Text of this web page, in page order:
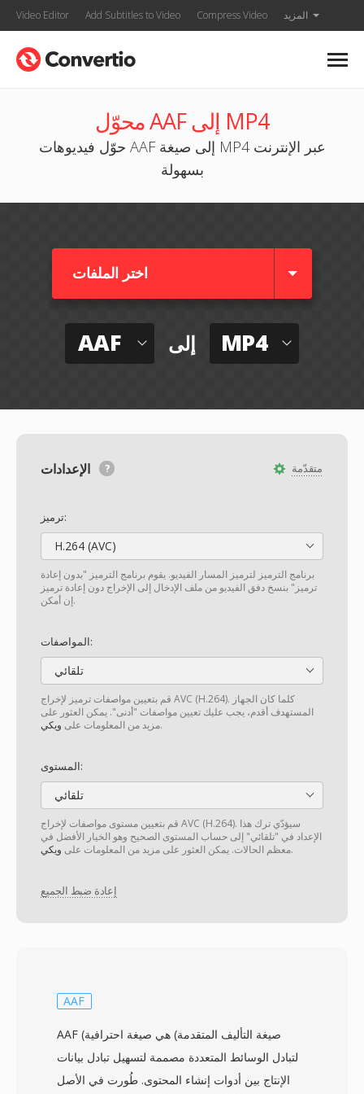
Video Editor Add Subtitles to Video Compress Video المزيد
محوّل AAF إلى MP4
حوّل فيديوهات AAF إلى صيغة MP4 عبر الإنترنت
بسهولة
اختر الملفات
AAF إلى MP4
متقدّمة
ترميز:
H.264 (AVC)
برنامج الترميز لترميز المسار الفيديو. يقوم برنامج الترميز "بدون إعادة
ترميز" بنسخ دفق الفيديو من ملف الإدخال إلى الإخراج دون إعادة ترميز
إن أمكن.
المواصفات:
تلقائي
قم بتعيين مواصفات ترميز لإخراج AVC (H.264). كلما كان الجهاز
المستهدف أقدم، يجب عليك تعيين مواصفات "أدنى". يمكن العثور على
مزيد من المعلومات على ويكي .
المستوى:
تلقائي
قم بتعيين مستوى مواصفات لإخراج AVC (H.264). سيؤدّي ترك هذا
الإعداد في "تلقائي" إلى حساب المستوى الصحيح وهو الخيار الأفضل في
معظم الحالات. يمكن العثور على مزيد من المعلومات على ويكي .
إعادة ضبط الجميع
AAF
AAF (صيغة التأليف المتقدمة) هي صيغة احترافية
لتبادل الوسائط المتعددة مصممة لتسهيل تبادل بيانات
الإنتاج بين أدوات إنشاء المحتوى. طُورت في الأصل